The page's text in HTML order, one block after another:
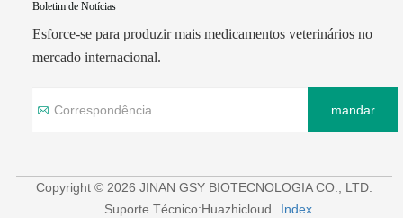
Boletim de Notícias
Esforce-se para produzir mais medicamentos veterinários no
mercado internacional.
mandar
Copyright © 2026 JINAN GSY BIOTECNOLOGIA CO., LTD.
Suporte Técnico:Huazhicloud
Index